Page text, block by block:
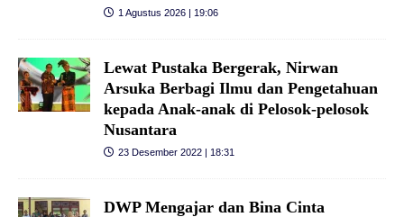
1 Agustus 2026 | 19:06
Lewat Pustaka Bergerak, Nirwan
Arsuka Berbagi Ilmu dan Pengetahuan
kepada Anak-anak di Pelosok-pelosok
Nusantara
23 Desember 2022 | 18:31
DWP Mengajar dan Bina Cinta